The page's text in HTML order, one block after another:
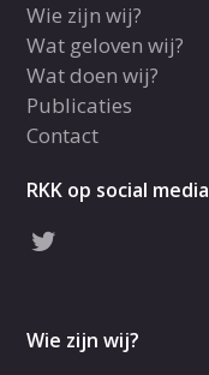
Wie zijn wij?
Wat geloven wij?
Wat doen wij?
Publicaties
Contact
RKK op social media
Wie zijn wij?